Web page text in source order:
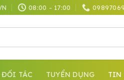
08:00 - 17:00
ĐỐI TÁC TUYỂN DỤNG TIN